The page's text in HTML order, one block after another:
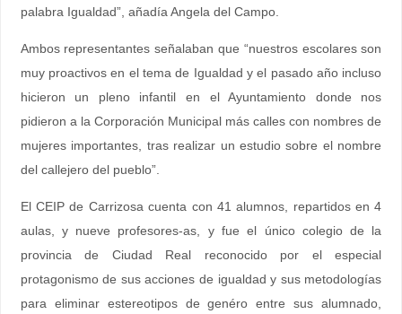
palabra Igualdad”, añadía Angela del Campo.
Ambos representantes señalaban que “nuestros escolares son
muy proactivos en el tema de Igualdad y el pasado año incluso
hicieron un pleno infantil en el Ayuntamiento donde nos
pidieron a la Corporación Municipal más calles con nombres de
mujeres importantes, tras realizar un estudio sobre el nombre
del callejero del pueblo”.
El CEIP de Carrizosa cuenta con 41 alumnos, repartidos en 4
aulas, y nueve profesores-as, y fue el único colegio de la
provincia de Ciudad Real reconocido por el especial
protagonismo de sus acciones de igualdad y sus metodologías
para eliminar estereotipos de genéro entre sus alumnado,